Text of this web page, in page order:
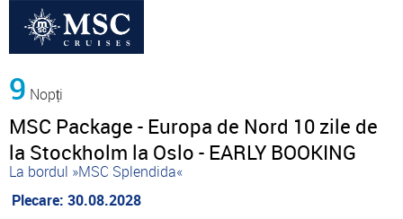
9 Nopți
MSC Package - Europa de Nord 10 zile de
la Stockholm la Oslo - EARLY BOOKING
La bordul »MSC Splendida«
Plecare: 30.08.2028